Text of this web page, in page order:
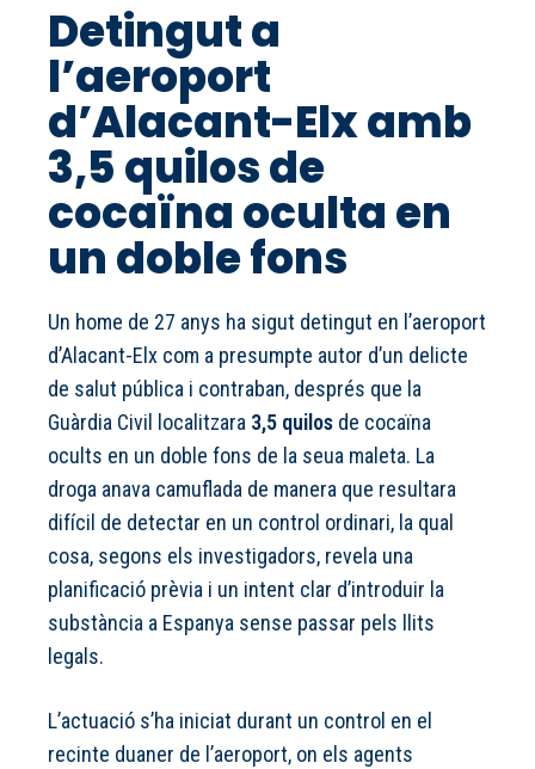
Detingut a
l’aeroport
d’Alacant-Elx amb
3,5 quilos de
cocaïna oculta en
un doble fons
Un home de 27 anys ha sigut detingut en l’aeroport
d’Alacant-Elx com a presumpte autor d’un delicte
de salut pública i contraban, després que la
Guàrdia Civil localitzara 3,5 quilos de cocaïna
ocults en un doble fons de la seua maleta. La
droga anava camuflada de manera que resultara
difícil de detectar en un control ordinari, la qual
cosa, segons els investigadors, revela una
planificació prèvia i un intent clar d’introduir la
substància a Espanya sense passar pels llits
legals.
L’actuació s’ha iniciat durant un control en el
recinte duaner de l’aeroport, on els agents